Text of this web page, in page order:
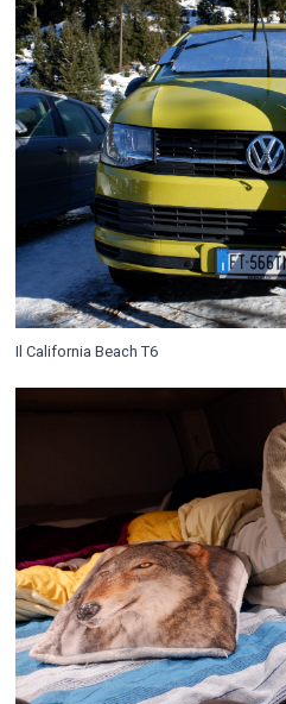
Il California Beach T6